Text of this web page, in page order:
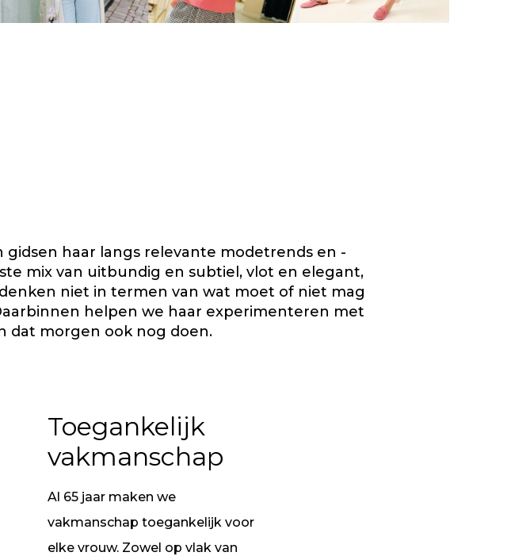
haar langs relevante modetrends en -
mix van uitbundig en subtiel, vlot en elegant,
niet in termen van wat moet of niet mag
helpen we haar experimenteren met
dat morgen ook nog doen.
Toegankelijk
vakmanschap
Al 65 jaar maken we
vakmanschap toegankelijk voor
elke vrouw. Zowel op vlak van